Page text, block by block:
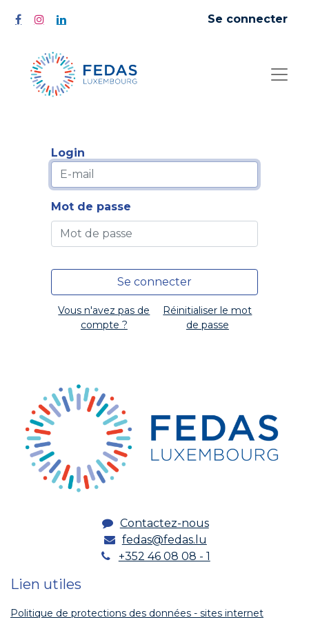
Se connecter
Login
Mot de passe
Se connecter
Vous n'avez pas de
compte ?
Réinitialiser le mot
de passe
Contactez-nous
fedas@fedas.lu
+352 46 08 08 - 1
Lien utiles
Politique de protections des données - sites internet